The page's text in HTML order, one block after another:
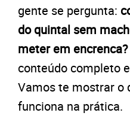
gente se pergunta:
do quintal sem
meter em encrenca?
conteúdo completo
Vamos te mostrar o
funciona na prática.